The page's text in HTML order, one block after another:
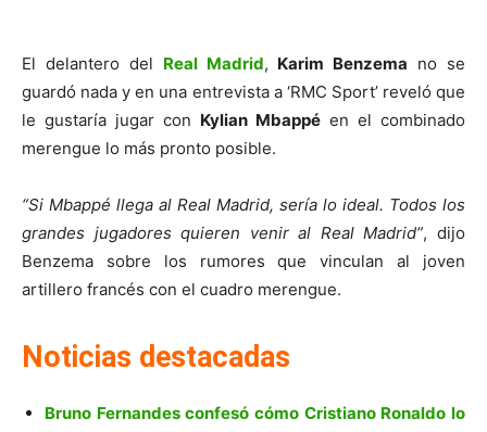
El delantero del Real Madrid, Karim Benzema no se
guardó nada y en una entrevista a ‘RMC Sport’ reveló que
le gustaría jugar con Kylian Mbappé en el combinado
merengue lo más pronto posible.
“Si Mbappé llega al Real Madrid, sería lo ideal. Todos los
grandes jugadores quieren venir al Real Madrid”, dijo
Benzema sobre los rumores que vinculan al joven
artillero francés con el cuadro merengue.
Noticias destacadas
Bruno Fernandes confesó cómo Cristiano Ronaldo lo